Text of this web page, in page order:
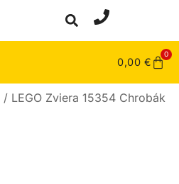
0,00 €
0
/ LEGO Zviera 15354 Chrobák